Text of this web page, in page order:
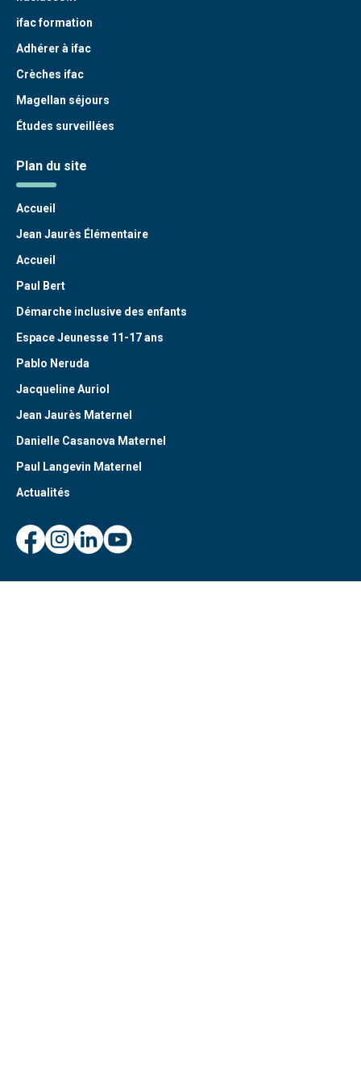
ifac formation
Adhérer à ifac
Crèches ifac
Magellan séjours
Études surveillées
Plan du site
Accueil
Jean Jaurès Élémentaire
Accueil
Paul Bert
Démarche inclusive des enfants
Espace Jeunesse 11-17 ans
Pablo Neruda
Jacqueline Auriol
Jean Jaurès Maternel
Danielle Casanova Maternel
Paul Langevin Maternel
Actualités